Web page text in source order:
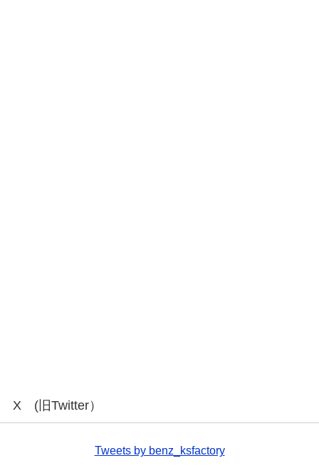
X (旧Twitter）
Tweets by benz_ksfactory